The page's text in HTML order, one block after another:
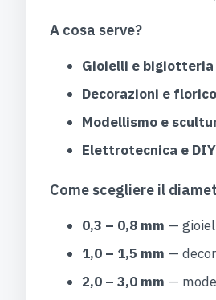
A cosa serve?
Gioielli e bigiotteria
Decorazioni e
Modellismo e
Elettrotecnica e
Come scegliere il
0,3 – 0,8 mm —
1,0 – 1,5 mm —
2,0 – 3,0 mm —